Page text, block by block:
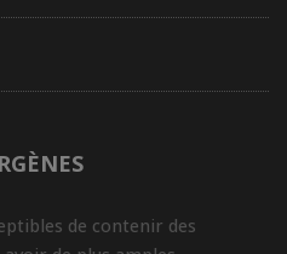
de contenir des